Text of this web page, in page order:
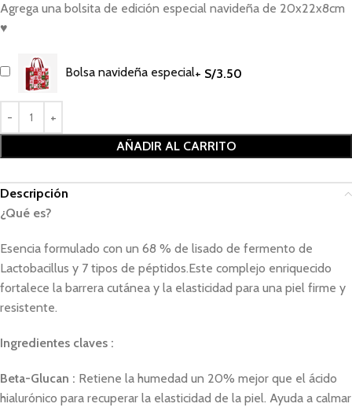
Agrega una bolsita de edición especial navideña de 20x22x8cm
♥
Bolsa navideña especial+ S/3.50
AÑADIR AL CARRITO
Descripción
¿Qué es?
Esencia formulado con un 68 % de lisado de fermento de
Lactobacillus y 7 tipos de péptidos.Este complejo enriquecido
fortalece la barrera cutánea y la elasticidad para una piel firme y
resistente.
Ingredientes claves :
Beta-Glucan : Retiene la humedad un 20% mejor que el ácido
hialurónico para recuperar la elasticidad de la piel. Ayuda a calmar